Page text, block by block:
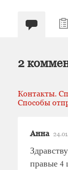
2
Контакты.
Способы
Анна
правые 4